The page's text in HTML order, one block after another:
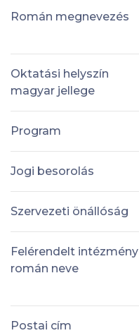
Román megnevezés
Oktatási helyszín
magyar jellege
Program
Jogi besorolás
Szervezeti önállóság
Felérendelt intézmény
román neve
Postai cím